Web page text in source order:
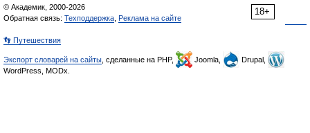
18+
© Академик, 2000-2026
Обратная связь: Техподдержка Реклама на сайте
👣 Путешествия
Экспорт словарей на сайты , сделанные на PHP, Joomla,
Drupal,
WordPress, MODx.